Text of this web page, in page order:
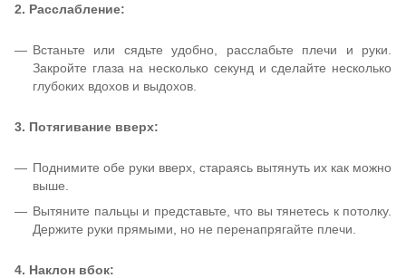
2. Расслабление:
Встаньте или сядьте удобно, расслабьте плечи и руки.
Закройте глаза на несколько секунд и сделайте несколько
глубоких вдохов и выдохов.
3. Потягивание вверх:
Поднимите обе руки вверх, стараясь вытянуть их как можно
выше.
Вытяните пальцы и представьте, что вы тянетесь к потолку.
Держите руки прямыми, но не перенапрягайте плечи.
4. Наклон вбок: